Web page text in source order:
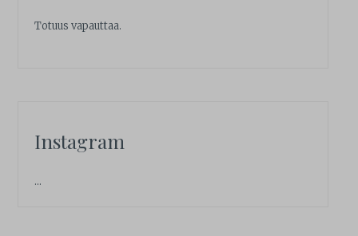
Totuus vapauttaa.
Instagram
…